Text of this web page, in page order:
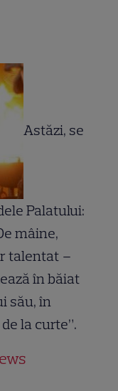
Astăzi, se
Palatului:
mâine,
talentat –
în băiat
său, în
la curte”.